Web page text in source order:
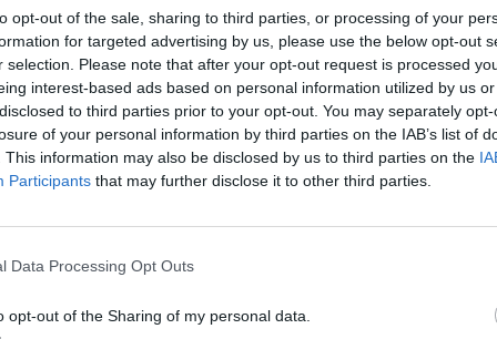
opt-out of the sale, sharing to third parties, or processing of your
for targeted advertising by us, please use the below opt-out
selection. Please note that after your opt-out request is processed
interest-based ads based on personal information utilized by us
to third parties prior to your opt-out. You may separately
of your personal information by third parties on the IAB’s list of
This information may also be disclosed by us to third parties on the
Participants that may further disclose it to other third parties.
Data Processing Opt Outs
opt-out of the Sharing of my personal data.
Yale, κατέληξαν σε αυτό το
σε ποντίκια. Μια πρωτεΐνη του
δεν έχει σταθερή ποσότητα καθ όλη τη
ανάλογα με τις γενικότερες
του βιολογικού ρολογιού. Αυτό
μόλυνσης από ένα παθογόνο
και την αντιμετώπιση μιας ασθένειας,
είναι στα υψηλότερα της επίπεδα, τα
σε αντίθεση με τις ώρες που τα
η ανακάλυψη μπορεί στο μέλλον να
ΙΣΑ: